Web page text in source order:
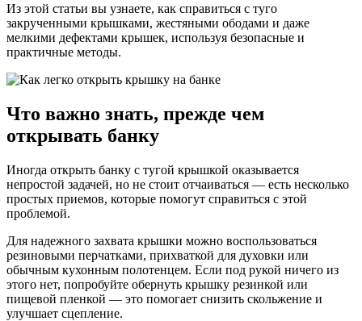
Из этой статьи вы узнаете, как справиться с туго
закрученными крышками, жестяными ободами и даже
мелкими дефектами крышек, используя безопасные и
практичные методы.
Что важно знать, прежде чем
открывать банку
Иногда открыть банку с тугой крышкой оказывается
непростой задачей, но не стоит отчаиваться — есть несколько
простых приемов, которые помогут справиться с этой
проблемой.
Для надежного захвата крышки можно воспользоваться
резиновыми перчатками, прихваткой для духовки или
обычным кухонным полотенцем. Если под рукой ничего из
этого нет, попробуйте обернуть крышку резинкой или
пищевой пленкой — это помогает снизить скольжение и
улучшает сцепление.